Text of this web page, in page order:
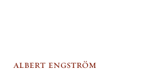
albert engström